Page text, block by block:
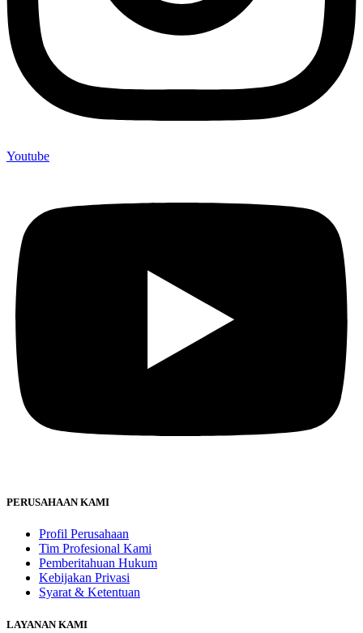
Youtube
PERUSAHAAN KAMI
Profil Perusahaan
Tim Profesional Kami
Pemberitahuan Hukum
Kebijakan Privasi
Syarat & Ketentuan
LAYANAN KAMI